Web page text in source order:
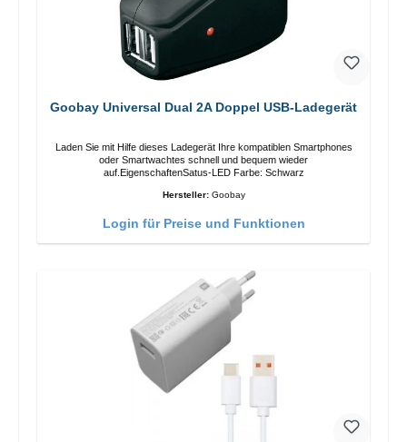
Goobay Universal Dual 2A Doppel USB-Ladegerät
Laden Sie mit Hilfe dieses Ladegerät Ihre kompatiblen Smartphones
oder Smartwachtes schnell und bequem wieder
auf.EigenschaftenSatus-LED Farbe: Schwarz
Hersteller: Goobay
Login für Preise und Funktionen